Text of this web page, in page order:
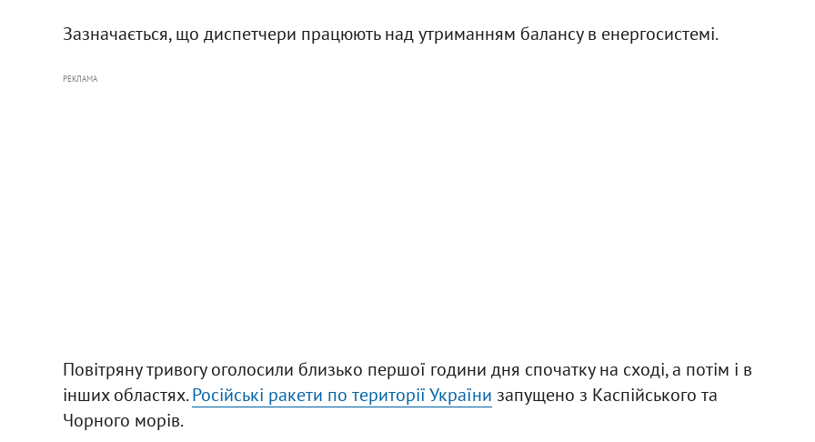
Зазначається, що диспетчери працюють над утриманням балансу в енергосистемі.
РЕКЛАМА
Повітряну тривогу оголосили близько першої години дня спочатку на сході, а потім і в
інших областях.Російські ракети по території України запущено з Каспійського та
Чорного морів.